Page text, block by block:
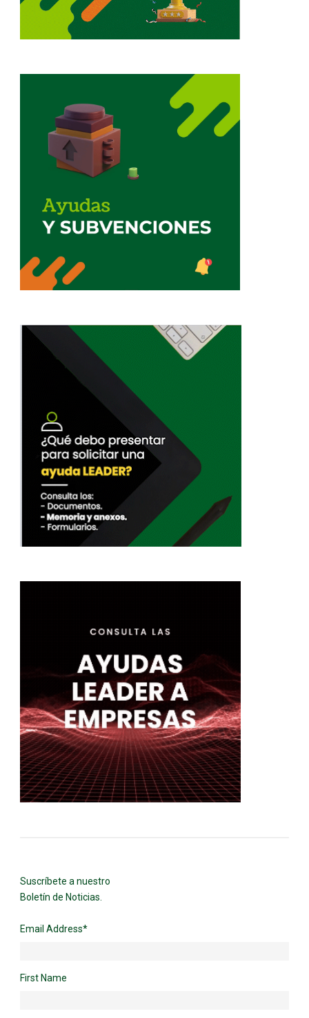
Suscríbete a nuestro
Boletín de Noticias.
Email Address*
First Name